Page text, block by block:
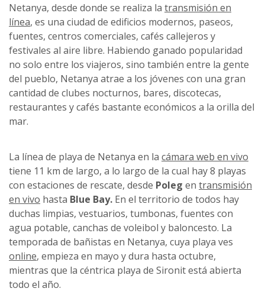
Netanya, desde donde se realiza la transmisión en
línea, es una ciudad de edificios modernos, paseos,
fuentes, centros comerciales, cafés callejeros y
festivales al aire libre. Habiendo ganado popularidad
no solo entre los viajeros, sino también entre la gente
del pueblo, Netanya atrae a los jóvenes con una gran
cantidad de clubes nocturnos, bares, discotecas,
restaurantes y cafés bastante económicos a la orilla del
mar.
La línea de playa de Netanya en la cámara web en vivo
tiene 11 km de largo, a lo largo de la cual hay 8 playas
con estaciones de rescate, desde Poleg en transmisión
en vivo hasta Blue Bay. En el territorio de todos hay
duchas limpias, vestuarios, tumbonas, fuentes con
agua potable, canchas de voleibol y baloncesto. La
temporada de bañistas en Netanya, cuya playa ves
online, empieza en mayo y dura hasta octubre,
mientras que la céntrica playa de Sironit está abierta
todo el año.